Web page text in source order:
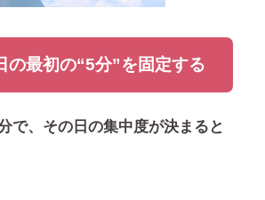
最初の“5分”を固定する
で、その日の集中度が決まると